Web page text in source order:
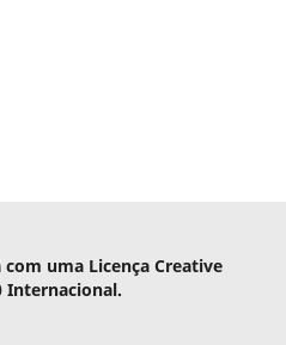
uma Licença Creative
Internacional.